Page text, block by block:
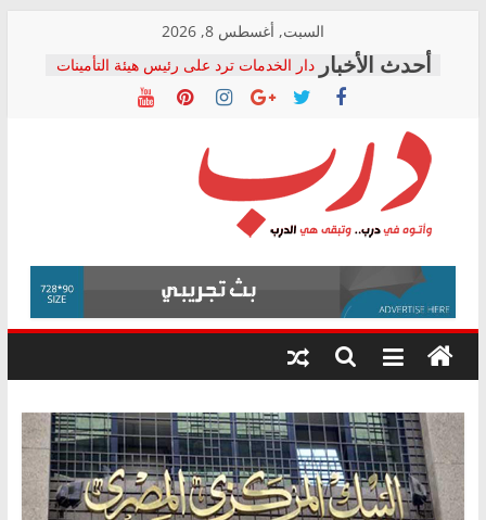
content
السبت, أغسطس 8, 2026
دار الخدمات ترد على رئيس هيئة التأمينات
بعد مؤتمره الصحفي: إنكار الأزمة لا ينهي
معاناة أصحاب المعاشات.. ونطالب بكشف
فرحات سليمان يكتب: القطاع الصحي إلى
أين؟
حزب التحالف الشعبي يطلق لجنة “الحق
في الصحة” بالإسكندرية لرصد الانتهاكات
ودعم المرضى
الوزاري لمدينة الصحفيين.. وانتهاء أعمال
إنشاء المبنى الإداري
المجلس القومي لحقوق الإنسان يعلن
متابعة قضية الدكتور محمد زهران.. ويؤكد:
قرينة البراءة وضمانات المحاكمة العادلة
درب
وأتوه
درب..
وتبقى
هي